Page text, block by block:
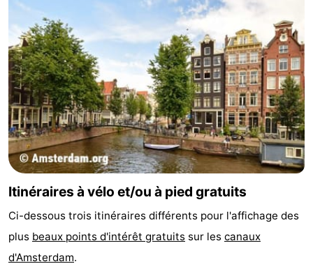
Astuces
pour
les
touristes
Adresses
Médicales
Météo
Contact
Us
Itinéraires à vélo et/ou à pied gratuits
Ci-dessous trois itinéraires différents pour l'affichage des
plus beaux points d'intérêt gratuits sur les canaux
d'Amsterdam.